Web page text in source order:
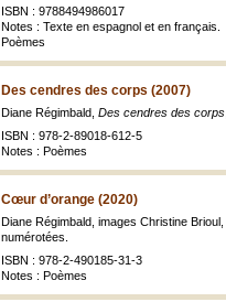
ISBN : 9788494986017
Notes : Texte en espagnol et en français.
Poèmes
Des cendres des corps (2007)
Diane Régimbald, Des cendres des corps
ISBN : 978-2-89018-612-5
Notes : Poèmes
Cœur d’orange (2020)
Diane Régimbald, images Christine Brioul,
numérotées.
ISBN : 978-2-490185-31-3
Notes : Poèmes